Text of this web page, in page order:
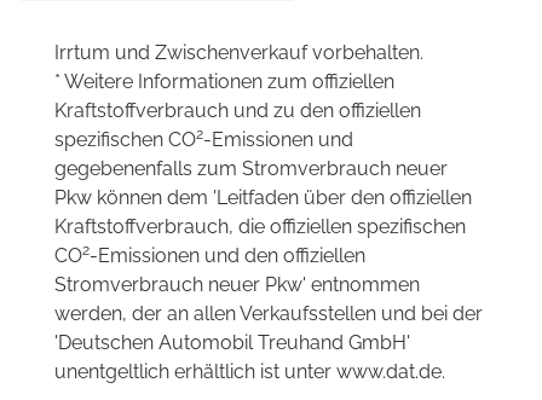
Irrtum und Zwischenverkauf vorbehalten.
* Weitere Informationen zum offiziellen
Kraftstoffverbrauch und zu den offiziellen
spezifischen CO2-Emissionen und
gegebenenfalls zum Stromverbrauch neuer
Pkw können dem 'Leitfaden über den offiziellen
Kraftstoffverbrauch, die offiziellen spezifischen
CO2-Emissionen und den offiziellen
Stromverbrauch neuer Pkw' entnommen
werden, der an allen Verkaufsstellen und bei der
'Deutschen Automobil Treuhand GmbH'
unentgeltlich erhältlich ist unter www.dat.de.